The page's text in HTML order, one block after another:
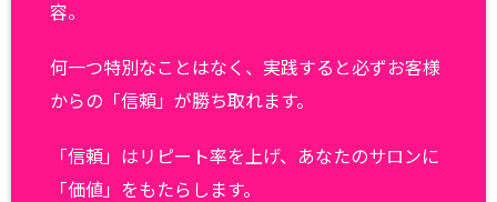
容。
何一つ特別なことはなく、実践すると必ずお客様
からの「信頼」が勝ち取れます。
「信頼」はリピート率を上げ、あなたのサロンに
「価値」をもたらします。